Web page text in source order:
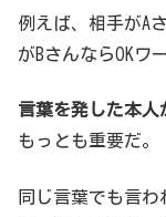
例えば、相手がA
がBさんならOKワ
言葉を発した本人
もっとも重要だ。
同じ言葉でも言